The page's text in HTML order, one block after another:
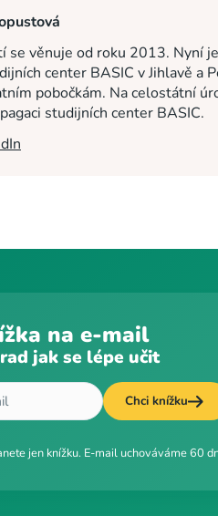
se věnuje od roku 2013. Nyní je
center BASIC v Jihlavě a
pobočkám. Na celostátní
studijních center BASIC.
na e-mail
jak se lépe učit
Chci knížku
jen knížku. E-mail uchováváme 60